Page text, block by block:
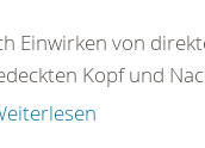
Einwirken von
Kopf und